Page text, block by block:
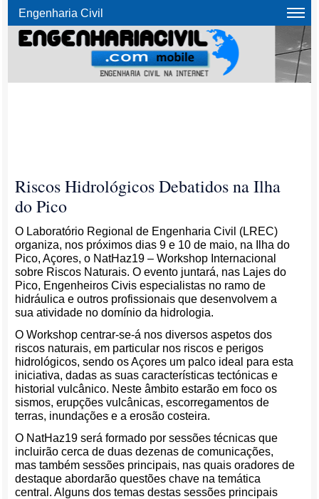
Engenharia Civil
Riscos Hidrológicos Debatidos na Ilha
do Pico
O Laboratório Regional de Engenharia Civil (LREC)
organiza, nos próximos dias 9 e 10 de maio, na Ilha do
Pico, Açores, o NatHaz19 – Workshop Internacional
sobre Riscos Naturais. O evento juntará, nas Lajes do
Pico, Engenheiros Civis especialistas no ramo de
hidráulica e outros profissionais que desenvolvem a
sua atividade no domínio da hidrologia.
O Workshop centrar-se-á nos diversos aspetos dos
riscos naturais, em particular nos riscos e perigos
hidrológicos, sendo os Açores um palco ideal para esta
iniciativa, dadas as suas características tectónicas e
historial vulcânico. Neste âmbito estarão em foco os
sismos, erupções vulcânicas, escorregamentos de
terras, inundações e a erosão costeira.
O NatHaz19 será formado por sessões técnicas que
incluirão cerca de duas dezenas de comunicações,
mas também sessões principais, nas quais oradores de
destaque abordarão questões chave na temática
central. Alguns dos temas destas sessões principais